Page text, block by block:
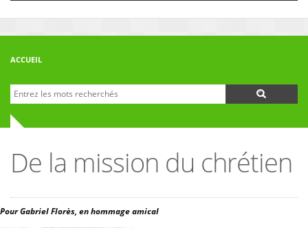
ACTUALITES
FORUM
ACCUEIL
Formulaire de recherche
Recherche
De la mission du chrétien
Pour Gabriel Florès, en hommage amical